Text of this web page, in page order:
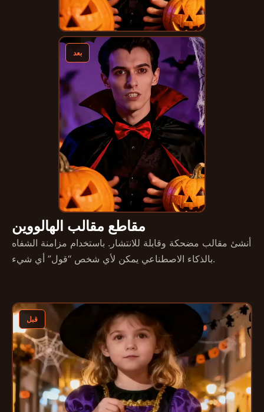
بعد
مقاطع مقالب الهالووين
أنشئ مقالب مضحكة وقابلة للانتشار. باستخدام مزامنة الشفاه
بالذكاء الاصطناعي يمكن لأي شخص “قول” أي شيء.
قبل